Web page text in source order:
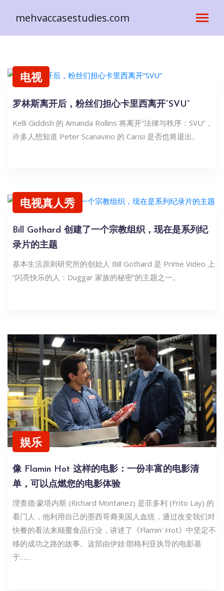
mehvaccasestudies.com
电视
罗林斯离开后，粉丝们担心卡里西离开“SVU”
Kelli Giddish 的 Amanda Rollins 将离开“法律与秩序：SVU”，
许多人想知道 Peter Scanavino 的 Carisi 是否也将退出。
电视真人秀
Bill Gothard 创建了一个宗教组织，现在是系列纪
录片的主题
基本生活原则研究所的创始人 Bill Gothard 是 Prime Video 上
“闪亮快乐的人：Duggar 家族的秘密”的主题之一。
娱乐
像 Flamin Hot 这样的电影：一份丰富的电影清
单，可以点燃您的电影体验
理查德·蒙塔内斯 (Richard Montanez) 是菲多利 (Frito Lay) 的
看门人，他利用自己的墨西哥裔美国人血统，通过改变我们对
快餐的看法来颠覆食品行业，讲述了《Flamin' Hot》中坚定不
移的成功之路的故事。这部由伊娃·朗格利亚执导的电影基
于……